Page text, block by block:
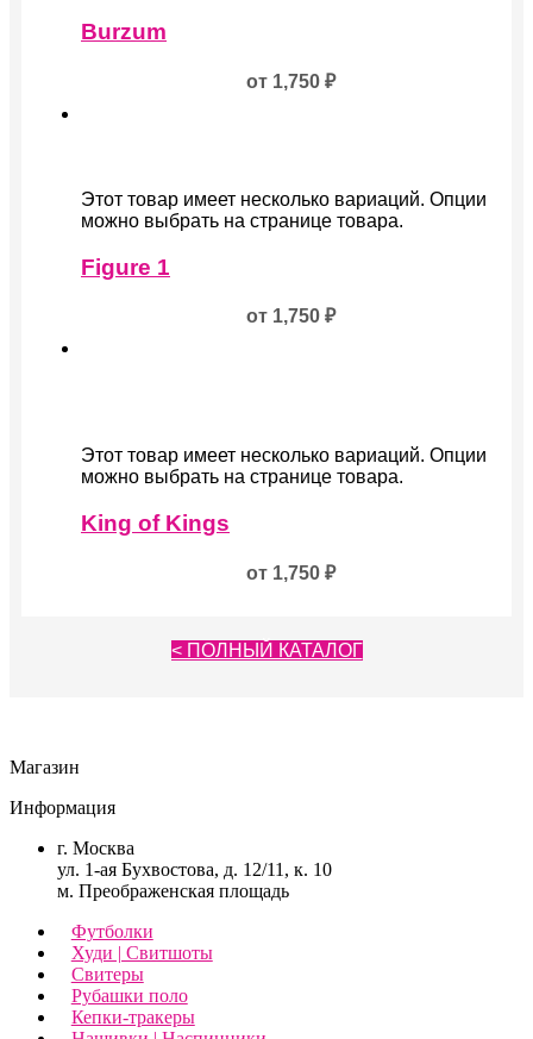
Burzum
от 1,750 ₽
Этот товар имеет несколько вариаций. Опции
можно выбрать на странице товара.
Figure 1
от 1,750 ₽
Этот товар имеет несколько вариаций. Опции
можно выбрать на странице товара.
King of Kings
от 1,750 ₽
< ПОЛНЫЙ КАТАЛОГ
Магазин
Информация
г. Москва
ул. 1-ая Бухвостова, д. 12/11, к. 10
м. Преображенская площадь
Футболки
Худи | Свитшоты
Свитеры
Рубашки поло
Кепки-тракеры